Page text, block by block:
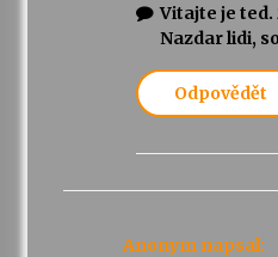
Vitajte je ted.
Nazdar lidi,
Odpovědět
Anonym napsal: